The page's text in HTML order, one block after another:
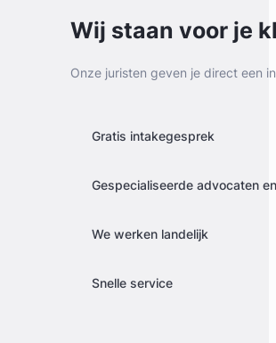
Wij staan voor je
Onze juristen geven je direct een
Gratis intakegesprek
Gespecialiseerde advocaten
We werken landelijk
Snelle service